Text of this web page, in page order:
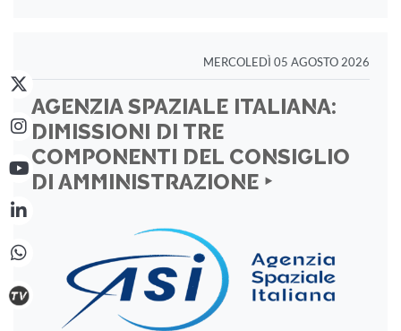
MERCOLEDÌ 05 AGOSTO 2026
AGENZIA SPAZIALE ITALIANA:
DIMISSIONI DI TRE
COMPONENTI DEL CONSIGLIO
DI AMMINISTRAZIONE ‣